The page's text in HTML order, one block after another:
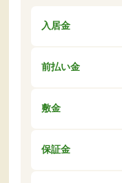
入居金
前払い金
敷金
保証金